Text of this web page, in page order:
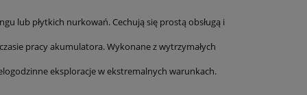
lub płytkich nurkowań. Cechują się prostą obsługą i
pracy akumulatora. Wykonane z wytrzymałych
eksploracje w ekstremalnych warunkach.